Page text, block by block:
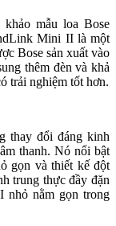
mẫu loa Bose
Mini II là một
Bose sản xuất vào
thêm đèn và khả
trải nghiệm tốt hơn.
thay đổi đáng kinh
thanh. Nó nổi bật
gọn và thiết kế đột
trung thực đầy đặn
nhỏ nằm gọn trong